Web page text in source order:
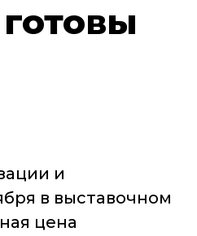
и
в выставочном
цена